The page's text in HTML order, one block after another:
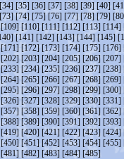
[34] [35] [36] [37] [38] [39] [40]
[73] [74] [75] [76] [77] [78] [79]
[109] [110] [111] [112] [113] [114]
[141] [142] [143] [144] [145]
[171] [172] [173] [174] [175] [176]
[202] [203] [204] [205] [206] [207]
[233] [234] [235] [236] [237] [238]
[264] [265] [266] [267] [268] [269]
[295] [296] [297] [298] [299] [300]
[326] [327] [328] [329] [330] [331]
[357] [358] [359] [360] [361] [362]
[388] [389] [390] [391] [392] [393]
[419] [420] [421] [422] [423] [424]
[450] [451] [452] [453] [454] [455]
[481] [482] [483] [484] [485]